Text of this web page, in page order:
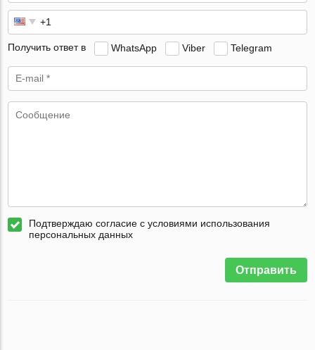
Получить ответ в WhatsApp Viber Telegram
Подтверждаю согласие с условиями использования
персональных данных
Отправить